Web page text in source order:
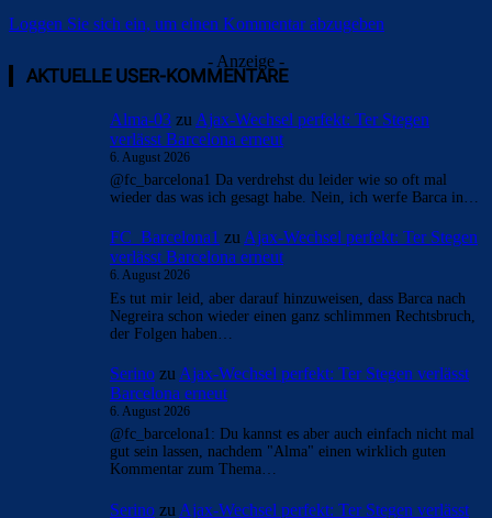
Loggen Sie sich ein, um einen Kommentar abzugeben
- Anzeige -
AKTUELLE USER-KOMMENTARE
Alma-03 zu Ajax-Wechsel perfekt: Ter Stegen
verlässt Barcelona erneut
6. August 2026
@fc_barcelona1 Da verdrehst du leider wie so oft mal
wieder das was ich gesagt habe. Nein, ich werfe Barca in…
FC_Barcelona1 zuAjax-Wechsel perfekt: Ter Stegen
verlässt Barcelona erneut
6. August 2026
Es tut mir leid, aber darauf hinzuweisen, dass Barca nach
Negreira schon wieder einen ganz schlimmen Rechtsbruch,
der Folgen haben…
Serino zu Ajax-Wechsel perfekt: Ter Stegen verlässt
Barcelona erneut
6. August 2026
@fc_barcelona1: Du kannst es aber auch einfach nicht mal
gut sein lassen, nachdem "Alma" einen wirklich guten
Kommentar zum Thema…
Serino zu Ajax-Wechsel perfekt: Ter Stegen verlässt